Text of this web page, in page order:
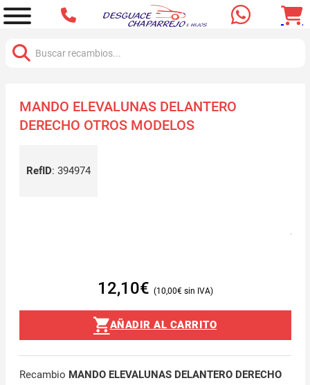
MANDO ELEVALUNAS DELANTERO
DERECHO OTROS MODELOS
RefID: 394974
12,10€ 10,00€
AÑADIR AL CARRITO
Recambio MANDO ELEVALUNAS DELANTERO DERECHO